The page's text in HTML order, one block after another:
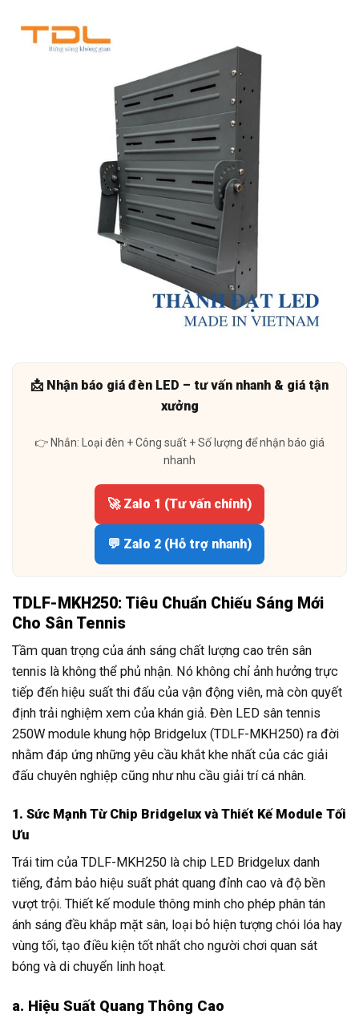
📩 Nhận báo giá đèn LED – tư vấn nhanh & giá tận
xưởng
👉 Nhắn: Loại đèn + Công suất + Số lượng để nhận báo giá
nhanh
🚀 Zalo 1 (Tư vấn chính)
💬 Zalo 2 (Hỗ trợ nhanh)
TDLF-MKH250: Tiêu Chuẩn Chiếu Sáng Mới
Cho Sân Tennis
Tầm quan trọng của ánh sáng chất lượng cao trên sân
tennis là không thể phủ nhận. Nó không chỉ ảnh hưởng trực
tiếp đến hiệu suất thi đấu của vận động viên, mà còn quyết
định trải nghiệm xem của khán giả. Đèn LED sân tennis
250W module khung hộp Bridgelux (TDLF-MKH250) ra đời
nhằm đáp ứng những yêu cầu khắt khe nhất của các giải
đấu chuyên nghiệp cũng như nhu cầu giải trí cá nhân.
1. Sức Mạnh Từ Chip Bridgelux và Thiết Kế Module Tối
Ưu
Trái tim của TDLF-MKH250 là chip LED Bridgelux danh
tiếng, đảm bảo hiệu suất phát quang đỉnh cao và độ bền
vượt trội. Thiết kế module thông minh cho phép phân tán
ánh sáng đều khắp mặt sân, loại bỏ hiện tượng chói lóa hay
vùng tối, tạo điều kiện tốt nhất cho người chơi quan sát
bóng và di chuyển linh hoạt.
a. Hiệu Suất Quang Thông Cao